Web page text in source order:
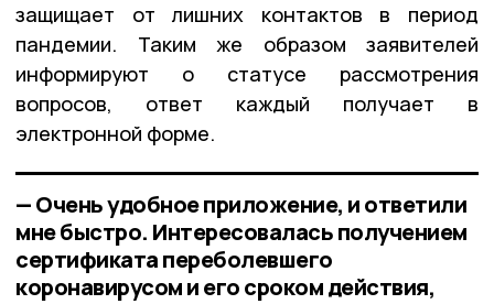
защищает от лишних контактов в период
пандемии. Таким же образом заявителей
информируют о статусе рассмотрения
вопросов, ответ каждый получает в
электронной форме.
— Очень удобное приложение, и ответили
мне быстро. Интересовалась получением
сертификата переболевшего
коронавирусом и его сроком действия,